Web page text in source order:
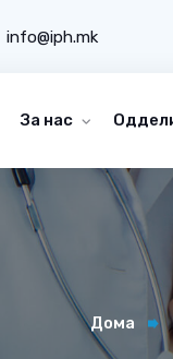
info@iph.mk
За нас
Дома